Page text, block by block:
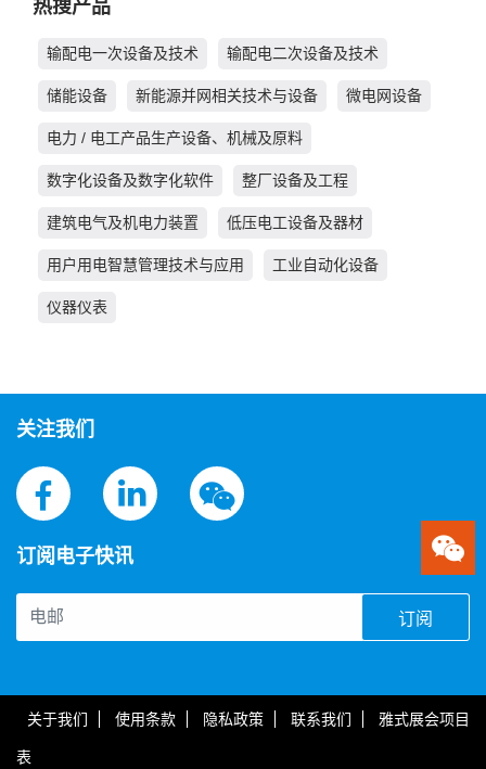
热搜产品
输配电一次设备及技术 输配电二次设备及技术
储能设备 新能源并网相关技术与设备 微电网设备
电力 / 电工产品生产设备、机械及原料
数字化设备及数字化软件 整厂设备及工程
建筑电气及机电力装置 低压电工设备及器材
用户用电智慧管理技术与应用 工业自动化设备
仪器仪表
关注我们
订阅电子快讯
订阅
关于我们 使用条款 隐私政策 联系我们 雅式展会项目
表